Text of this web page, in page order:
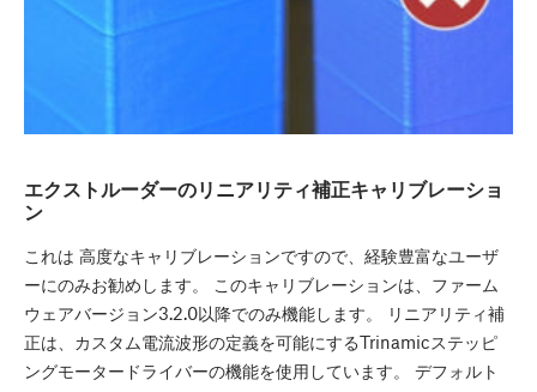
エクストルーダーのリニアリティ補正キャリブレーショ
ン
これは 高度なキャリブレーションですので、経験豊富なユーザ
ーにのみお勧めします。 このキャリブレーションは、ファーム
ウェアバージョン3.2.0以降でのみ機能します。 リニアリティ補
正は、カスタム電流波形の定義を可能にするTrinamicステッピ
ングモータードライバーの機能を使用しています。 デフォルト